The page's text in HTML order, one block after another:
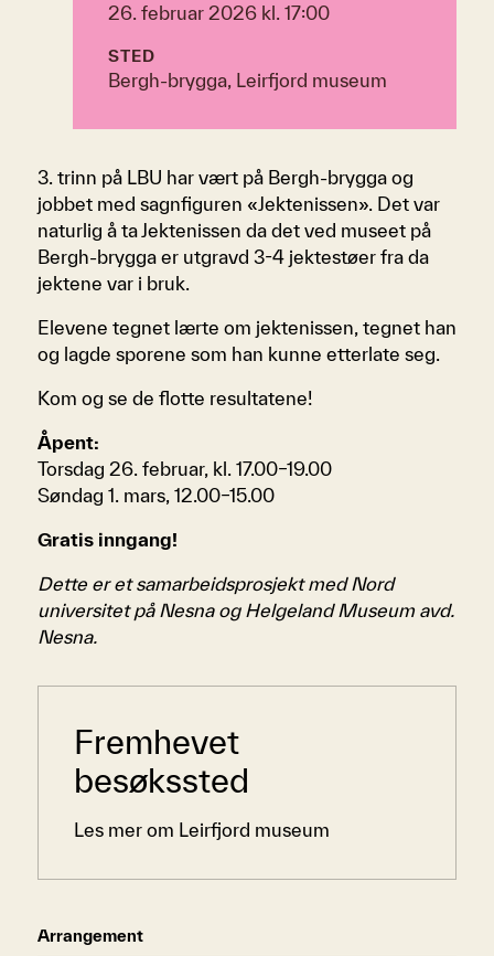
26. februar 2026 kl. 17:00
STED
Bergh-brygga, Leirfjord museum
Arrangement
Sidemeny
Fremhevet
besøkssted
Les mer om Leirfjord museum
3. trinn på LBU har vært på Bergh-brygga og
jobbet med sagnfiguren «Jektenissen». Det var
naturlig å ta Jektenissen da det ved museet på
Bergh-brygga er utgravd 3-4 jektestøer fra da
jektene var i bruk.
Elevene tegnet lærte om jektenissen, tegnet han
og lagde sporene som han kunne etterlate seg.
Kom og se de flotte resultatene!
Åpent:
Torsdag 26. februar, kl. 17.00–19.00
Søndag 1. mars, 12.00–15.00
Gratis inngang!
Dette er et samarbeidsprosjekt med Nord
universitet på Nesna og Helgeland Museum avd.
Nesna.